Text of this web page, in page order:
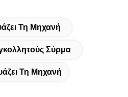
Τη Μηχανή
Σύρμα
Τη Μηχανή